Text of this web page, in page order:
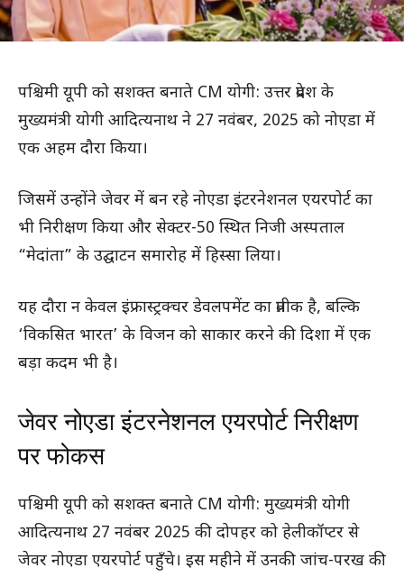
पश्चिमी यूपी को सशक्त बनाते CM योगी: उत्तर प्रदेश के
मुख्यमंत्री योगी आदित्यनाथ ने 27 नवंबर, 2025 को नोएडा में
एक अहम दौरा किया।
जिसमें उन्होंने जेवर में बन रहे नोएडा इंटरनेशनल एयरपोर्ट का
भी निरीक्षण किया और सेक्टर-50 स्थित निजी अस्पताल
“मेदांता” के उद्घाटन समारोह में हिस्सा लिया।
यह दौरा न केवल इंफ्रास्ट्रक्चर डेवलपमेंट का प्रतीक है, बल्कि
‘विकसित भारत’ के विजन को साकार करने की दिशा में एक
बड़ा कदम भी है।
जेवर नोएडा इंटरनेशनल एयरपोर्ट निरीक्षण
पर फोकस
पश्चिमी यूपी को सशक्त बनाते CM योगी: मुख्यमंत्री योगी
आदित्यनाथ 27 नवंबर 2025 की दोपहर को हेलीकॉप्टर से
जेवर नोएडा एयरपोर्ट पहुँचे। इस महीने में उनकी जांच-परख की